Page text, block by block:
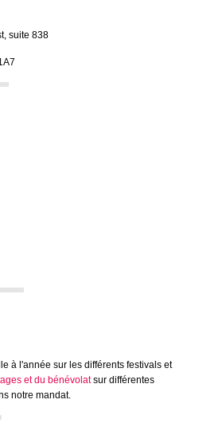
suite 838
à l'année sur les différents festivals et
et du bénévolatsur différentes
notre mandat.